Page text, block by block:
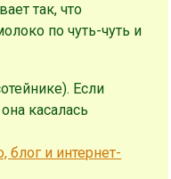
так, что
по чуть-чуть и
Если
касалась